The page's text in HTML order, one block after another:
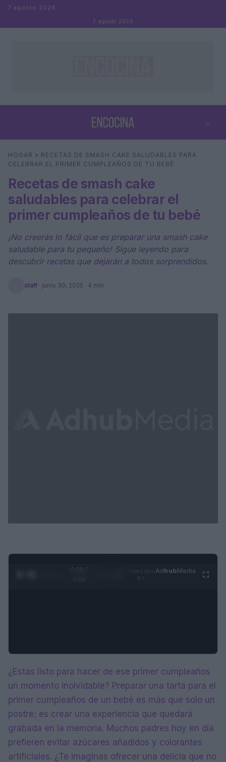
Saltar al contenido
7 agosto 2026
7 agosto 2026
⌕
Buscar ⌕
HOGAR » RECETAS DE SMASH CAKE SALUDABLES PARA
CELEBRAR EL PRIMER CUMPLEAÑOS DE TU BEBÉ
Recetas de smash cake
saludables para celebrar el
primer cumpleaños de tu bebé
¡No creerás lo fácil que es preparar una smash cake
saludable para tu pequeño! Sigue leyendo para
descubrir recetas que dejarán a todos sorprendidos.
staff · junio 30, 2025 · 4 min
0:28 /
AdhubMedia
¿Estás listo para hacer de ese primer cumpleaños
un momento inolvidable? Preparar una tarta para el
primer cumpleaños de un bebé es más que solo un
postre; es crear una experiencia que quedará
grabada en la memoria. Muchos padres hoy en día
prefieren evitar azúcares añadidos y colorantes
artificiales. ¿Te imaginas ofrecer una delicia que no